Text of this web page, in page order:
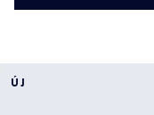
ÚJ